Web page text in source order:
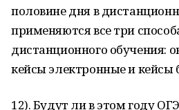
половине дня в
применяются все три
дистанционного обучения:
кейсы электронные и
12). Будут ли в этом году